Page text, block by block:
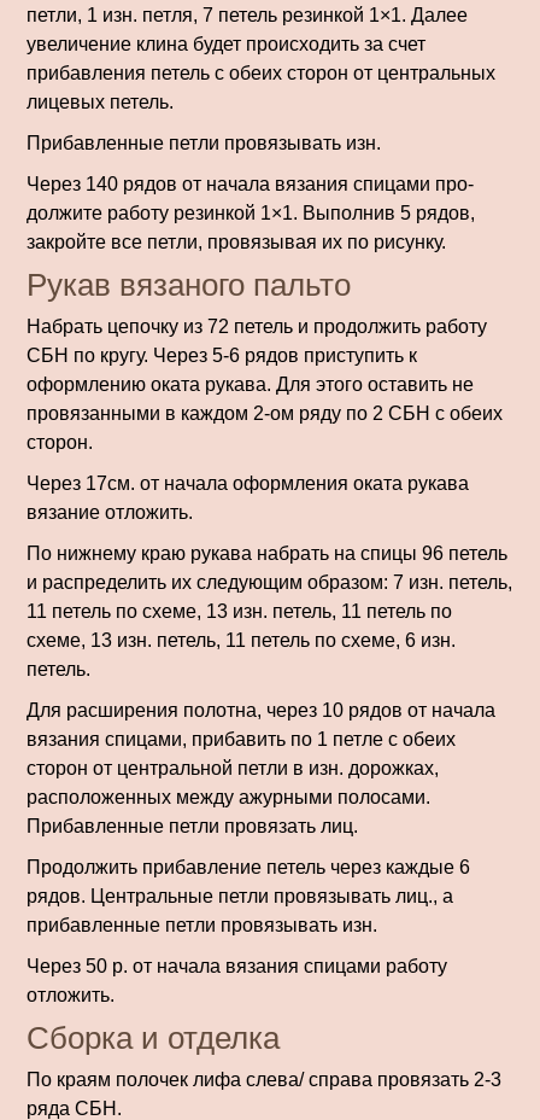
петли, 1 изн. петля, 7 петель резинкой 1×1. Далее
увеличение клина будет происходить за счет
прибавления петель с обеих сторон от центральных
лицевых петель.
Прибавленные петли провязывать изн.
Через 140 рядов от начала вязания спицами про­
должите работу резинкой 1×1. Выполнив 5 рядов,
закройте все петли, провязывая их по рисунку.
Рукав вязаного пальто
Набрать цепочку из 72 петель и продолжить работу
СБН по кругу. Через 5-6 рядов приступить к
оформлению оката рукава. Для этого оставить не
провязанными в каждом 2-ом ряду по 2 СБН с обеих
сторон.
Через 17см. от начала оформления оката рукава
вязание отложить.
По нижнему краю рукава набрать на спицы 96 петель
и распределить их следующим образом: 7 изн. петель,
11 петель по схеме, 13 изн. петель, 11 петель по
схеме, 13 изн. петель, 11 петель по схеме, 6 изн.
петель.
Для рас­ширения полотна, через 10 рядов от начала
вязания спицами, прибавить по 1 петле с обеих
сторон от центральной петли в изн. дорожках,
расположенных между ажурными полосами.
Прибавленные петли провязать лиц.
Продолжить прибавление петель че­рез каждые 6
рядов. Центральные петли провязывать лиц., а
прибавленные петли провязывать изн.
Через 50 р. от начала вязания спицами работу
отложить.
Сборка и отделка
По краям полочек лифа слева/ справа провязать 2-3
ряда СБН.